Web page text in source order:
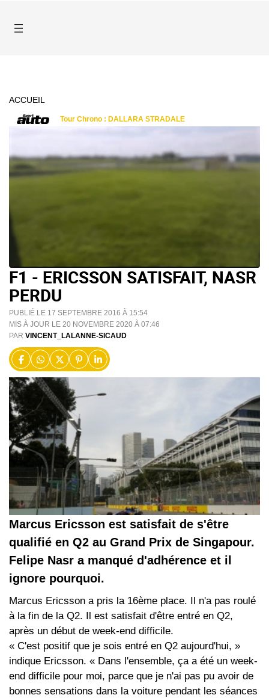
ACCUEIL
F1 - ERICSSON SATISFAIT, NASR
PERDU
PUBLIÉ LE 17 SEPTEMBRE 2016 À 15:54
MIS À JOUR LE 20 NOVEMBRE 2020 À 07:46
PAR VINCENT_LALANNE-SICAUD
Marcus Ericsson est satisfait de s'être
qualifié en Q2 au Grand Prix de Singapour.
Felipe Nasr a manqué d'adhérence et il
ignore pourquoi.
Marcus Ericsson a pris la 16ème place. Il n'a pas roulé
à la fin de la Q2. Il est satisfait d'être entré en Q2,
après un début de week-end difficile.
« C'est positif que je sois entré en Q2 aujourd'hui, »
indique Ericsson. « Dans l'ensemble, ça a été un week-
end difficile pour moi, parce que je n'ai pas pu avoir de
bonnes sensations dans la voiture pendant les séances